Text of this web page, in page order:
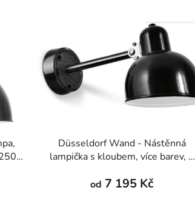
Düsseldorf Wand - Nástěnná
lampička s kloubem, více barev, ø
od 7 195 Kč